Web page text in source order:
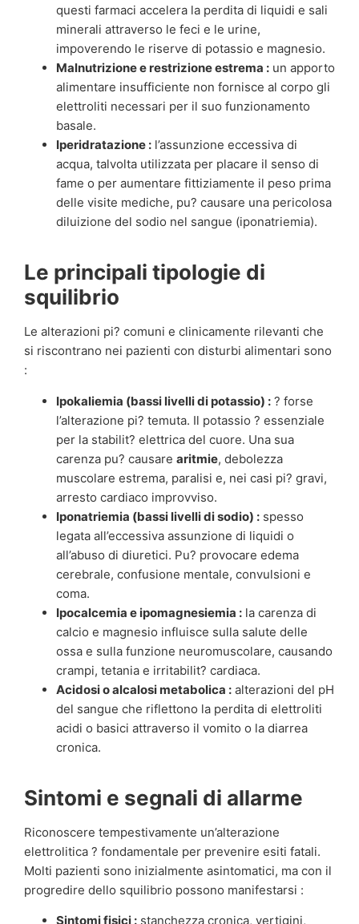
questi farmaci accelera la perdita di liquidi e sali
minerali attraverso le feci e le urine,
impoverendo le riserve di potassio e magnesio.
Malnutrizione e restrizione estrema : un apporto
alimentare insufficiente non fornisce al corpo gli
elettroliti necessari per il suo funzionamento
basale.
Iperidratazione : l’assunzione eccessiva di
acqua, talvolta utilizzata per placare il senso di
fame o per aumentare fittiziamente il peso prima
delle visite mediche, pu? causare una pericolosa
diluizione del sodio nel sangue (iponatriemia).
Le principali tipologie di
squilibrio
Le alterazioni pi? comuni e clinicamente rilevanti che
si riscontrano nei pazienti con disturbi alimentari sono
:
Ipokaliemia (bassi livelli di potassio) : ? forse
l’alterazione pi? temuta. Il potassio ? essenziale
per la stabilit? elettrica del cuore. Una sua
carenza pu? causare aritmie, debolezza
muscolare estrema, paralisi e, nei casi pi? gravi,
arresto cardiaco improvviso.
Iponatriemia (bassi livelli di sodio) : spesso
legata all’eccessiva assunzione di liquidi o
all’abuso di diuretici. Pu? provocare edema
cerebrale, confusione mentale, convulsioni e
coma.
Ipocalcemia e ipomagnesiemia : la carenza di
calcio e magnesio influisce sulla salute delle
ossa e sulla funzione neuromuscolare, causando
crampi, tetania e irritabilit? cardiaca.
Acidosi o alcalosi metabolica : alterazioni del pH
del sangue che riflettono la perdita di elettroliti
acidi o basici attraverso il vomito o la diarrea
cronica.
Sintomi e segnali di allarme
Riconoscere tempestivamente un’alterazione
elettrolitica ? fondamentale per prevenire esiti fatali.
Molti pazienti sono inizialmente asintomatici, ma con il
progredire dello squilibrio possono manifestarsi :
Sintomi fisici : stanchezza cronica, vertigini,